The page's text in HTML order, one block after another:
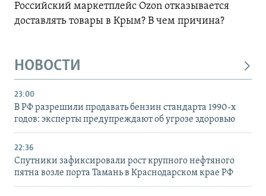
Российский маркетплейс Ozon отказывается
доставлять товары в Крым? В чем причина?
НОВОСТИ
23:00
В РФ разрешили продавать бензин стандарта 1990-х
годов: эксперты предупреждают об угрозе здоровью
22:36
Спутники зафиксировали рост крупного нефтяного
пятна возле порта Тамань в Краснодарском крае РФ